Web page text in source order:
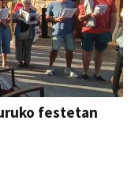
festetan